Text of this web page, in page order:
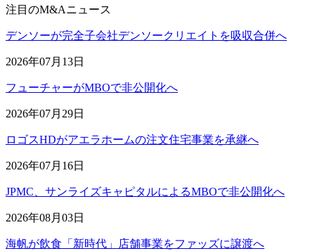
注目のM&Aニュース
デンソーが完全子会社デンソークリエイトを吸収合併へ
2026年07月13日
フューチャーがMBOで非公開化へ
2026年07月29日
ロゴスHDがアエラホームの注文住宅事業を承継へ
2026年07月16日
JPMC、サンライズキャピタルによるMBOで非公開化へ
2026年08月03日
海帆が飲食「新時代」店舗事業をファッズに譲渡へ